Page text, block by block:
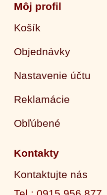
Môj profil
Košík
Objednávky
Nastavenie účtu
Reklamácie
Obľúbené
Kontakty
Kontaktujte nás